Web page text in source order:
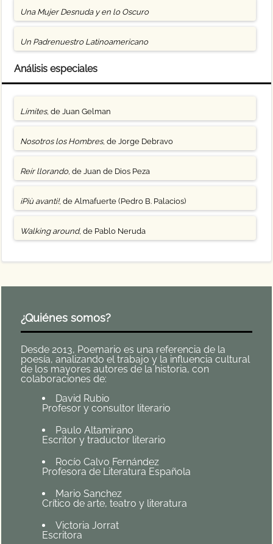
Una Mujer Desnuda y en lo Oscuro
Un Padrenuestro Latinoamericano
Análisis especiales
Límites, de Juan Gelman
Nosotros los Hombres, de Jorge Debravo
Reír llorando, de Juan de Dios Peza
¡Più avanti!, de Almafuerte (Pedro B. Palacios)
Walking around, de Pablo Neruda
¿Quiénes somos?
Desde 2013, Poemario es una referencia de la
poesía, analizando el trabajo y la influencia cultural
de los mayores autores de la historia, con
colaboraciones de:
David Rubio
Profesor y consultor literario
Paulo Altamirano
Escritor y traductor literario
Rocío Calvo Fernández
Profesora de Literatura Española
Mario Sanchez
Crítico de arte, teatro y literatura
Victoria Jorrat
Escritora